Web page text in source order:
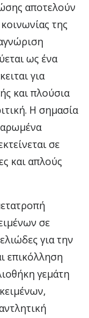
αποτελούν
της
ως ένα
για
και πλούσια
Η σημασία
σε
και απλούς
σε
για την
επικόλληση
γεμάτη